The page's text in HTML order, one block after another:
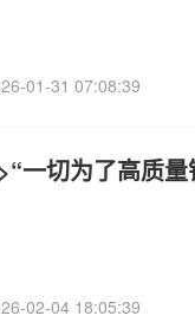
01-31 07:08:39
一切为了高质
02-04 18:05:39